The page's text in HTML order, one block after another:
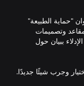
"حماية الطبيعة"
وتصميمات
ببيان حول